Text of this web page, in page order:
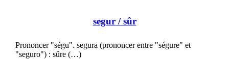
segur/ sûr
Prononcer "ségu". segura (prononcer entre "ségure" et
"seguro") : sûre (…)